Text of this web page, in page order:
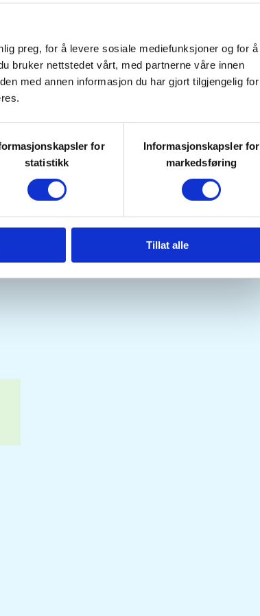
preg, for å levere sosiale mediefunksjoner og for å
bruker nettstedet vårt, med partnerne våre innen
med annen informasjon du har gjort tilgjengelig for
for
statistikk
Informasjonskapsler for
markedsføring
Tillat alle